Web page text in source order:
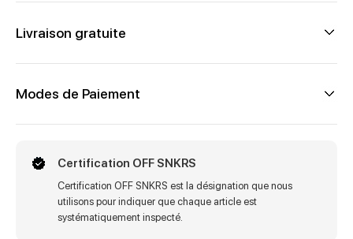
Livraison gratuite
Modes de Paiement
Certification OFF SNKRS
Certification OFF SNKRS est la désignation que nous
utilisons pour indiquer que chaque article est
systématiquement inspecté.